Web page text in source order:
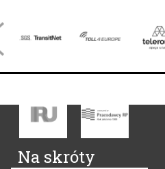
Na skróty